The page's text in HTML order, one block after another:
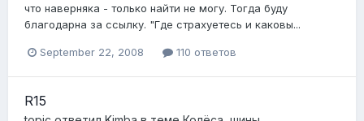
что наверняка - только найти не могу. Тогда буду
благодарна за ссылку. "Где страхуетесь и каковы...
September 22, 2008 110 ответов
R15